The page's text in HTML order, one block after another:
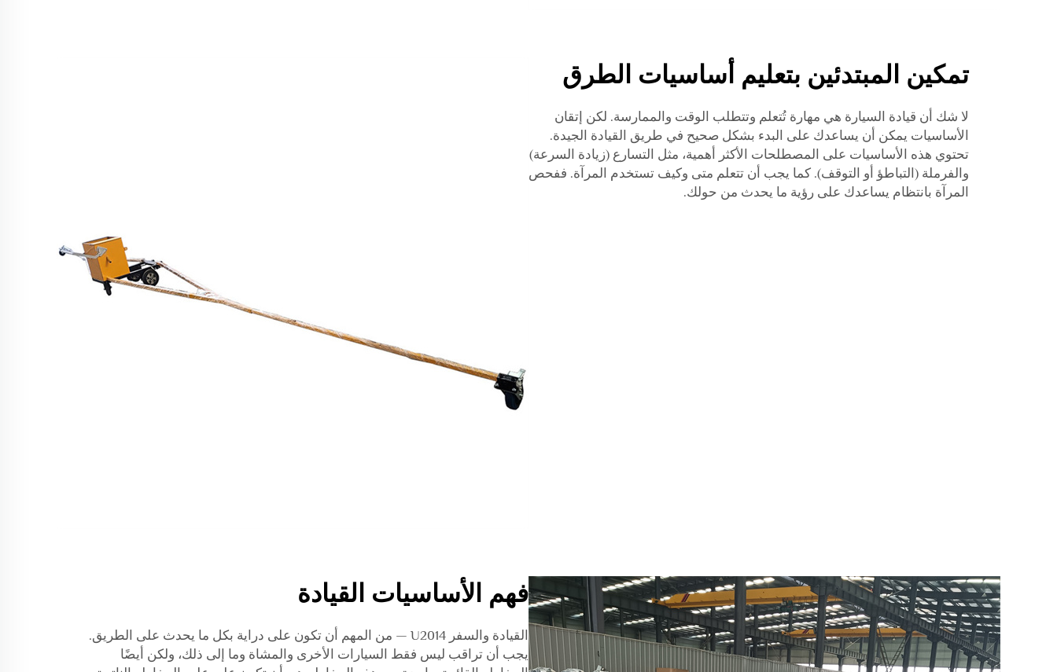
تمكين المبتدئين بتعليم أساسيات الطرق
لا شك أن قيادة السيارة هي مهارة تُتعلم وتتطلب الوقت والممارسة. لكن إتقان
الأساسيات يمكن أن يساعدك على البدء بشكل صحيح في طريق القيادة الجيدة.
تحتوي هذه الأساسيات على المصطلحات الأكثر أهمية، مثل التسارع (زيادة السرعة)
والفرملة (التباطؤ أو التوقف). كما يجب أن تتعلم متى وكيف تستخدم المرآة. ففحص
المرآة بانتظام يساعدك على رؤية ما يحدث من حولك.
فهم الأساسيات القيادة
القيادة والسفر U2014 — من المهم أن تكون على دراية بكل ما يحدث على الطريق.
يجب أن تراقب ليس فقط السيارات الأخرى والمشاة وما إلى ذلك، ولكن أيضًا